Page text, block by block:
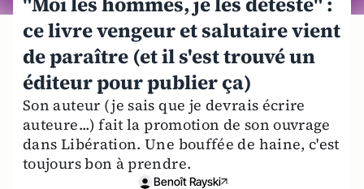
ce livre vengeur et salutaire vient
de paraître (et il s'est trouvé un
éditeur pour publier ça)
Son auteur (je sais que je devrais écrire
auteure...) fait la promotion de son ouvrage
dans Libération. Une bouffée de haine, c'est
toujours bon à prendre.
Benoît Rayski